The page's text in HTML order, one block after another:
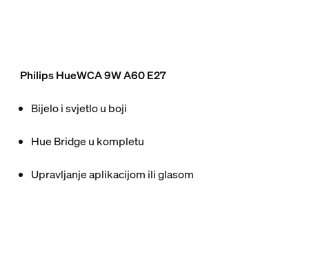
Philips HueWCA 9W A60 E27
Bijelo i svjetlo u boji
Hue Bridge u kompletu
Upravljanje aplikacijom ili glasom